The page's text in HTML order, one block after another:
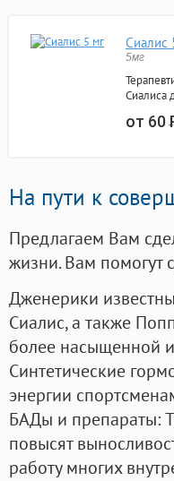
Сиалис
5мг
Сиалиса
от 60
На пути к
Предлагаем Вам
жизни. Вам помогут
Дженерики
Сиалис, а также
более насыщенной
Синтетические
энергии
БАДы и препараты:
повысят
работу многих